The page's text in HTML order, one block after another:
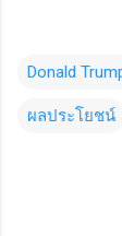
Donald
ผลประโยชน์